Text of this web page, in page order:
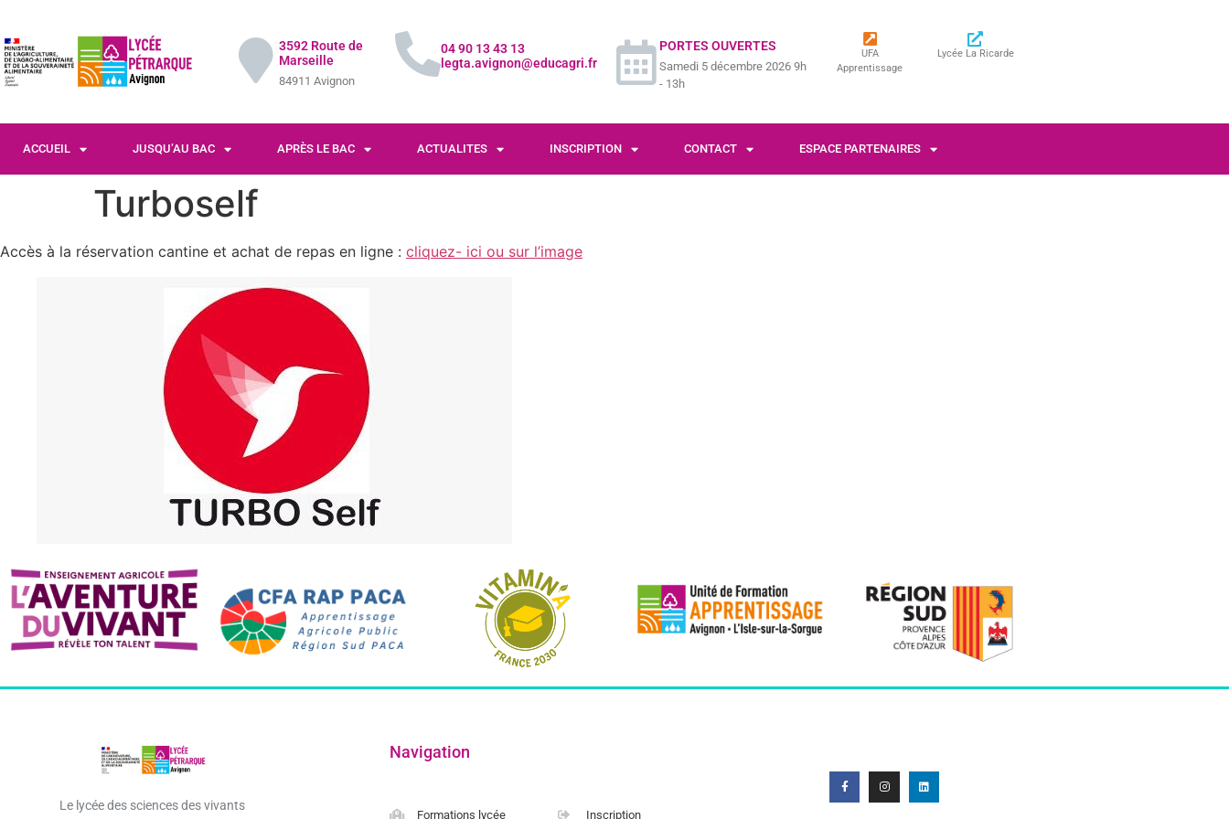
3592 Route de
Marseille
84911 Avignon
04 90 13 43 13
legta.avignon@educagri.fr
PORTES OUVERTES
Samedi 5 décembre 2026 9h
- 13h
UFA
Apprentissage
Lycée La Ricarde
ACCUEIL JUSQU’AU BAC APRÈS LE BAC ACTUALITES INSCRIPTION CONTACT ESPACE PARTENAIRES
Turboself
Accès à la réservation cantine et achat de repas en ligne : cliquez- ici ou sur l’image
Le lycée des sciences des vivants
Navigation
Formations lycée Inscription